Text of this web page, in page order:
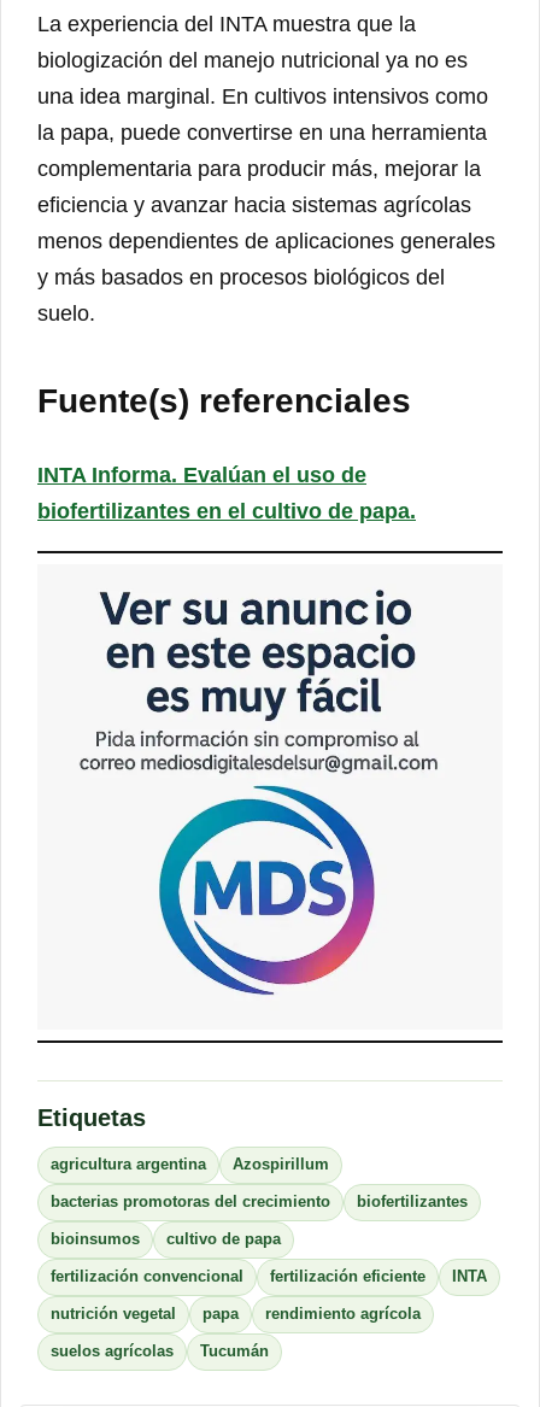
La experiencia del INTA muestra que la
biologización del manejo nutricional ya no es
una idea marginal. En cultivos intensivos como
la papa, puede convertirse en una herramienta
complementaria para producir más, mejorar la
eficiencia y avanzar hacia sistemas agrícolas
menos dependientes de aplicaciones generales
y más basados en procesos biológicos del
suelo.
Fuente(s) referenciales
INTA Informa. Evalúan el uso de
biofertilizantes en el cultivo de papa.
Etiquetas
agricultura argentina Azospirillum
bacterias promotoras del crecimiento biofertilizantes
bioinsumos cultivo de papa
fertilización convencional fertilización eficiente INTA
nutrición vegetal papa rendimiento agrícola
suelos agrícolas Tucumán